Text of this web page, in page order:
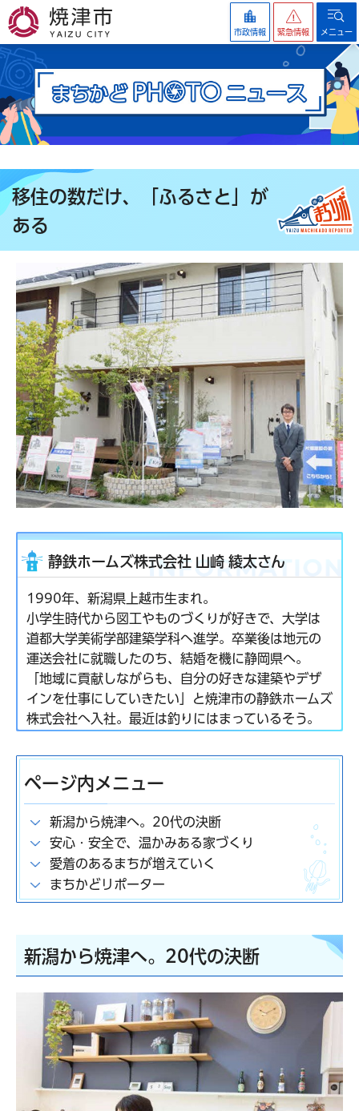
焼津市
市政情報 緊急情報 メニュー
移住の数だけ、「ふるさと」が
ある
静鉄ホームズ株式会社 山崎 綾太さん
1990年、新潟県上越市生まれ。
小学生時代から図工やものづくりが好きで、大学は
道都大学美術学部建築学科へ進学。卒業後は地元の
運送会社に就職したのち、結婚を機に静岡県へ。
「地域に貢献しながらも、自分の好きな建築やデザ
インを仕事にしていきたい」と焼津市の静鉄ホームズ
株式会社へ入社。最近は釣りにはまっているそう。
ページ内メニュー
新潟から焼津へ。20代の決断
安心・安全で、温かみある家づくり
愛着のあるまちが増えていく
まちかどリポーター
新潟から焼津へ。20代の決断